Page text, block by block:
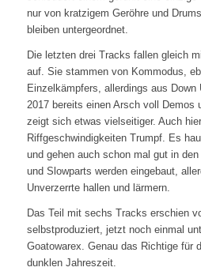
nur von kratzigem Geröhre und
bleiben untergeordnet.
Die letzten drei Tracks fallen gleich
auf. Sie stammen von Kommodus,
Einzelkämpfers, allerdings aus Down
2017 bereits einen Arsch voll Demos
zeigt sich etwas vielseitiger. Auch
Riffgeschwindigkeiten Trumpf. Es
und gehen auch schon mal gut in
und Slowparts werden eingebaut,
Unverzerrte hallen und lärmern.
Das Teil mit sechs Tracks erschien
selbstproduziert, jetzt noch einmal
Goatowarex. Genau das Richtige für
dunklen Jahreszeit.